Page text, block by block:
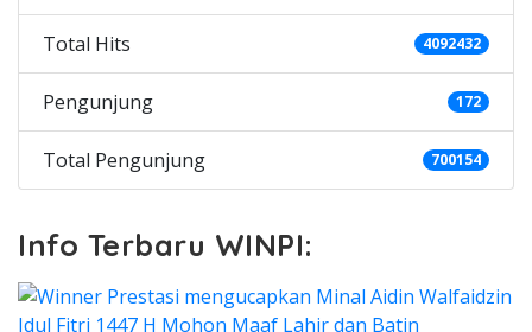
Total Hits 4092432
Pengunjung 172
Total Pengunjung 700154
Info Terbaru WINPI: